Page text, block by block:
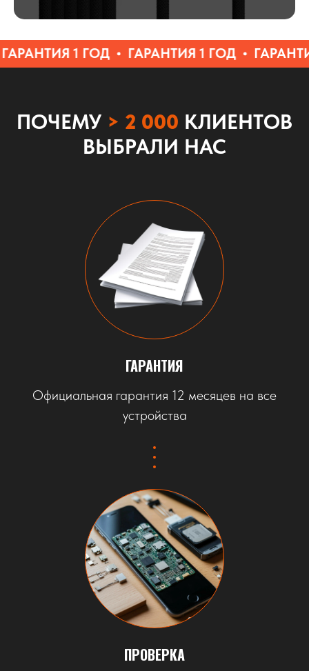
1 ГОД ГАРАНТИЯ 1 ГОД ГАРАНТИЯ
ПОЧЕМУ > 2 000 КЛИЕНТОВ
ВЫБРАЛИ НАС
ГАРАНТИЯ
Официальная гарантия 12 месяцев на все
устройства
ПРОВЕРКА